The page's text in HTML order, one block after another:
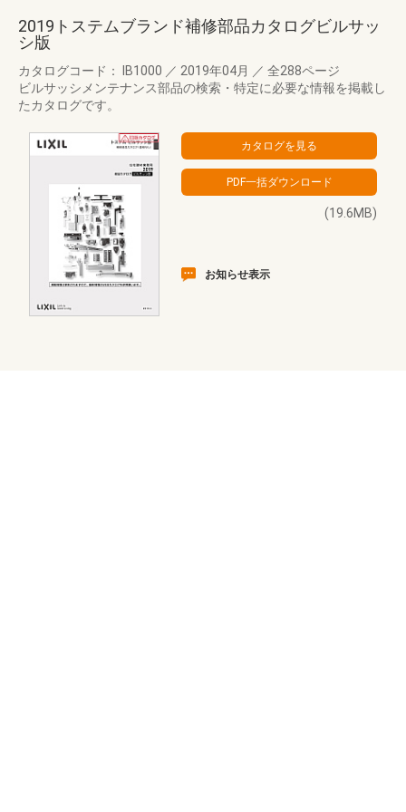
2019トステムブランド補修部品カタログビルサッ
シ版
カタログコード： IB1000 ／ 2019年04月 ／ 全288ページ
ビルサッシメンテナンス部品の検索・特定に必要な情報を掲載し
たカタログです。
(19.6MB)
お知らせ表示